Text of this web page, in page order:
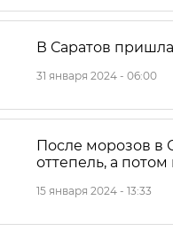
В Саратов
31 января 2024 - 06:00
После морозов в
оттепель, а
15 января 2024 - 13:33